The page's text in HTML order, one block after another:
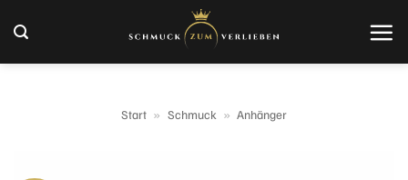
Inhalt
springen
Start » Schmuck » Anhänger